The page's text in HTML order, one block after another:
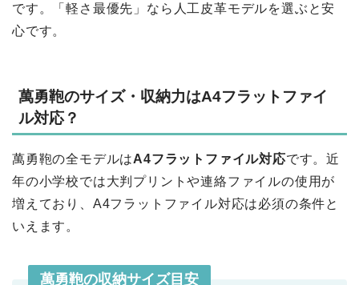
です。「軽さ最優先」なら人工皮革モデルを選ぶと安
心です。
萬勇鞄のサイズ・収納力はA4フラットファイ
ル対応？
萬勇鞄の全モデルはA4フラットファイル対応です。近
年の小学校では大判プリントや連絡ファイルの使用が
増えており、A4フラットファイル対応は必須の条件と
いえます。
萬勇鞄の収納サイズ目安